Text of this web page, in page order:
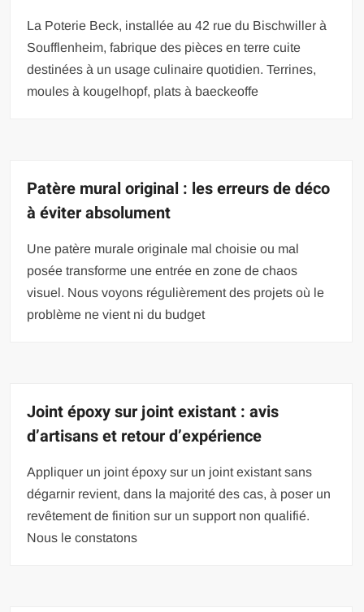
La Poterie Beck, installée au 42 rue du Bischwiller à
Soufflenheim, fabrique des pièces en terre cuite
destinées à un usage culinaire quotidien. Terrines,
moules à kougelhopf, plats à baeckeoffe
Patère mural original : les erreurs de déco
à éviter absolument
Une patère murale originale mal choisie ou mal
posée transforme une entrée en zone de chaos
visuel. Nous voyons régulièrement des projets où le
problème ne vient ni du budget
Joint époxy sur joint existant : avis
d’artisans et retour d’expérience
Appliquer un joint époxy sur un joint existant sans
dégarnir revient, dans la majorité des cas, à poser un
revêtement de finition sur un support non qualifié.
Nous le constatons